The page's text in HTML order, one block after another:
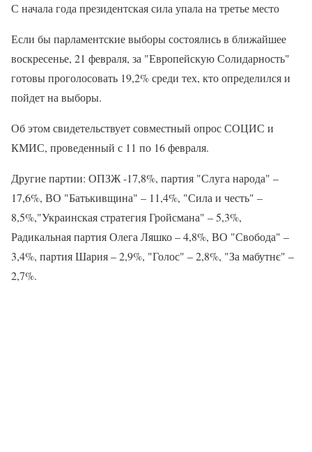
С начала года президентская сила упала на третье место
Если бы парламентские выборы состоялись в ближайшее
воскресенье, 21 февраля, за "Европейскую Солидарность"
готовы проголосовать 19,2% среди тех, кто определился и
пойдет на выборы.
Об этом свидетельствует совместный опрос СОЦИС и
КМИС, проведенный с 11 по 16 февраля.
Другие партии: ОПЗЖ -17,8%, партия "Слуга народа" –
17,6%, ВО "Батькивщина" – 11,4%, "Сила и честь" –
8,5%,"Украинская стратегия Гройсмана" – 5,3%,
Радикальная партия Олега Ляшко – 4,8%, ВО "Свобода" –
3,4%, партия Шария – 2,9%, "Голос" – 2,8%, "За мабутнє" –
2,7%.